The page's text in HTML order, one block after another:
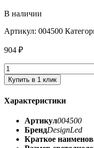
В наличии
Артикул: 004500
904 ₽
Купить в 1 клик
Характеристики
Артикул004500
БрендDesignLed
Краткое